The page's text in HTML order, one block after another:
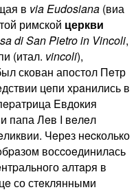
в viaEudosiana (виа
римской церкви
diSanPietroin Vincoli,
(итал. vincoli),
скован апостол Пeтр
цeпи xpaнились в
Eвдокия
папа Лeв I вeлeл
Чeрeз нecколько
восcoeдинилась
алтapя в
со стeклянными